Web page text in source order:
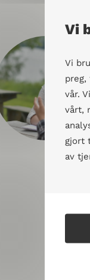
Vi
Vi
vår.
vårt,
gjort
av